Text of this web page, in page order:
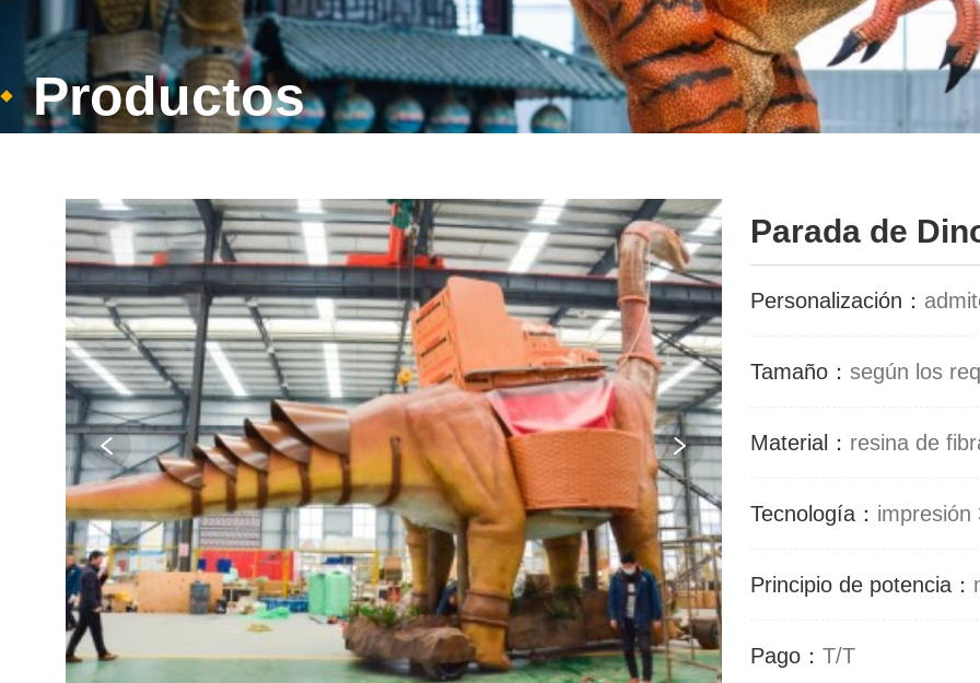
Productos
Parada de
Personalización：
Tamaño： según los
Material： resina de
Tecnología： impresión
Principio de potencia：
Pago： T/T